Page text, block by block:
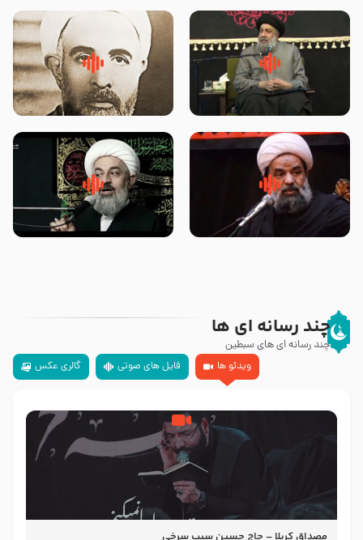
لقب حضرت رقیه سلام الله علیها به
چه معناست – حجت الاسلام علوی
روضه‌ی مجلس یزید ملعون و
اسارت اهل‌بیت علیهم‌السلام –
محدث زاده
سلام جوانی که امام حسین علیه
السلام خودش جوابش را دادند
زیارتی که اسباب رزق زیاد و عمر
طولانی است حجت السلام حسین
چند رسانه ای ها
چند رسانه ای های سبطین
ویدئو ها
فایل های صوتی گالری عکس
مصداق کربلا – حاج حسین سیب سرخی